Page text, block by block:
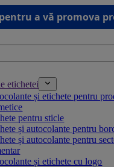
a vă promova
etichetei
și etichete pentru
pentru sticle
și autocolante pentru
și autocolante pentru
și etichete cu logo